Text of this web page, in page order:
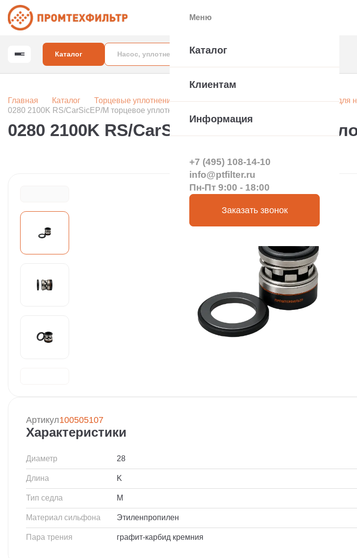
Каталог
Главная Каталог Торцевые уплотнения вала насоса Компонентные уплотнения для
0280 2100K RS/CarSicEP/M торцевое уплотнение
0280 2100K RS/CarSicEP/M торцевое
Артикул100505107
Характеристики
Диаметр 28
Длина K
Тип седла M
Материал сильфона Этиленпропилен
Пара трения графит-карбид кремния
Меню
Каталог
Клиентам
Информация
+7 (495) 108-14-10
info@ptfilter.ru
Пн-Пт 9:00 - 18:00
Заказать звонок